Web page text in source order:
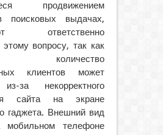
продвижением
поисковых выдачах,
ответственно
этому вопросу, так как
количество
клиентов может
за некорректного
сайта на экране
гаджета. Внешний вид
мобильном телефоне